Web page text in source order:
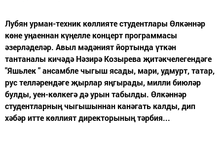
Лубян урман-техник көллияте студентлары Өлкәннәр
көне уңаеннан күңелле концерт программасы
әзерләделәр. Авыл мәдәният йортында үткән
тантаналы кичәдә Нәзирә Козырева җитәкчелегендәге
"Яшьлек " ансамбле чыгыш ясады, мари, удмурт, татар,
рус телләрендәге җырлар яңгырады, милли биюләр
булды, уен-көлкегә дә урын табылды. Өлкәннәр
студентларның чыгышыннан канәгать калды, дип
хәбәр итте көллият директорының тәрбия...